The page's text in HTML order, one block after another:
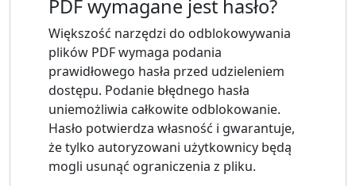
PDF wymagane jest hasło?
Większość narzędzi do odblokowywania
plików PDF wymaga podania
prawidłowego hasła przed udzieleniem
dostępu. Podanie błędnego hasła
uniemożliwia całkowite odblokowanie.
Hasło potwierdza własność i gwarantuje,
że tylko autoryzowani użytkownicy będą
mogli usunąć ograniczenia z pliku.